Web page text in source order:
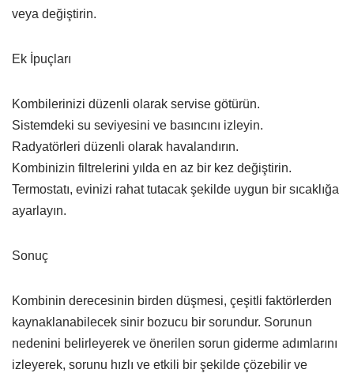
veya değiştirin.
Ek İpuçları
Kombilerinizi düzenli olarak servise götürün.
Sistemdeki su seviyesini ve basıncını izleyin.
Radyatörleri düzenli olarak havalandırın.
Kombinizin filtrelerini yılda en az bir kez değiştirin.
Termostatı, evinizi rahat tutacak şekilde uygun bir sıcaklığa
ayarlayın.
Sonuç
Kombinin derecesinin birden düşmesi, çeşitli faktörlerden
kaynaklanabilecek sinir bozucu bir sorundur. Sorunun
nedenini belirleyerek ve önerilen sorun giderme adımlarını
izleyerek, sorunu hızlı ve etkili bir şekilde çözebilir ve